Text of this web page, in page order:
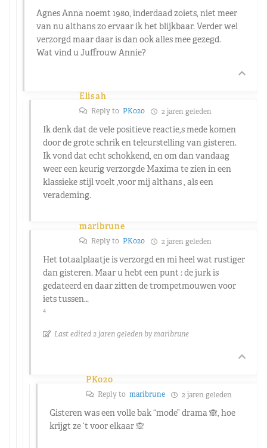
Agnes Anna noemt 1980, inderdaad zoiets, niet meer
van nu althans zo ervaar ik het blijkbaar. Verder wel
verzorgd maar daar is dan ook alles mee gezegd.
Wat vind u Juffrouw Annie?
Elisah
Reply to PK020 2 jaren geleden
Ik denk dat de vele positieve reactie,s mede komen
door de grote schrik en teleurstelling van gisteren.
Ik vond dat echt schokkend, en om dan vandaag
weer een keurig verzorgde Maxima te zien in een
klassieke stijl voelt ,voor mij althans , als een
verademing.
maribrune
Reply to PK020 2 jaren geleden
Het totaalplaatje is verzorgd en mi heel wat rustiger
dan gisteren. Maar u hebt een punt : de jurk is
gedateerd en daar zitten de trompetmouwen voor
iets tussen…
⁴
Last edited 2 jaren geleden by maribrune
PK020
Reply to maribrune 2 jaren geleden
Gisteren was een volle bak “mode” drama 🙈, hoe
krijgt ze ‘t voor elkaar 🙊